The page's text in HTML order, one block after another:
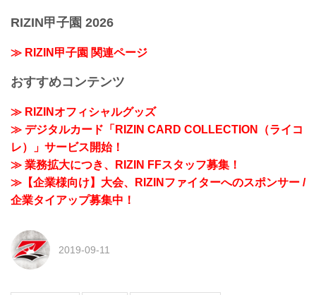
RIZIN甲子園 2026
≫ RIZIN甲子園 関連ページ
おすすめコンテンツ
≫ RIZINオフィシャルグッズ
≫ デジタルカード「RIZIN CARD COLLECTION（ライコ
レ）」サービス開始！
≫ 業務拡大につき、RIZIN FFスタッフ募集！
≫【企業様向け】大会、RIZINファイターへのスポンサー /
企業タイアップ募集中！
2019-09-11